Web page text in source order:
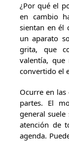
¿Por qué el
en cambio
sientan en él
un aparato
grita, que
valentía, que
convertido el
Ocurre en
partes. El
general suele
atención de
agenda.